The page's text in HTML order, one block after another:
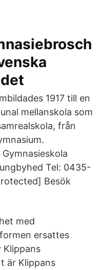
1917 till en
mellanskola som
från
Tel: 0435-
Besök
med
ersattes
Klippans
är Klippans